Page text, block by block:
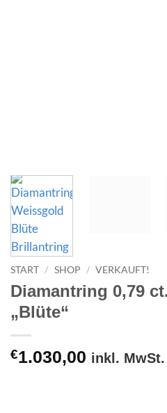
START / SHOP / VERKAUFT!
Diamantring 0,79
„Blüte“
€1.030,00 inkl. MwSt.